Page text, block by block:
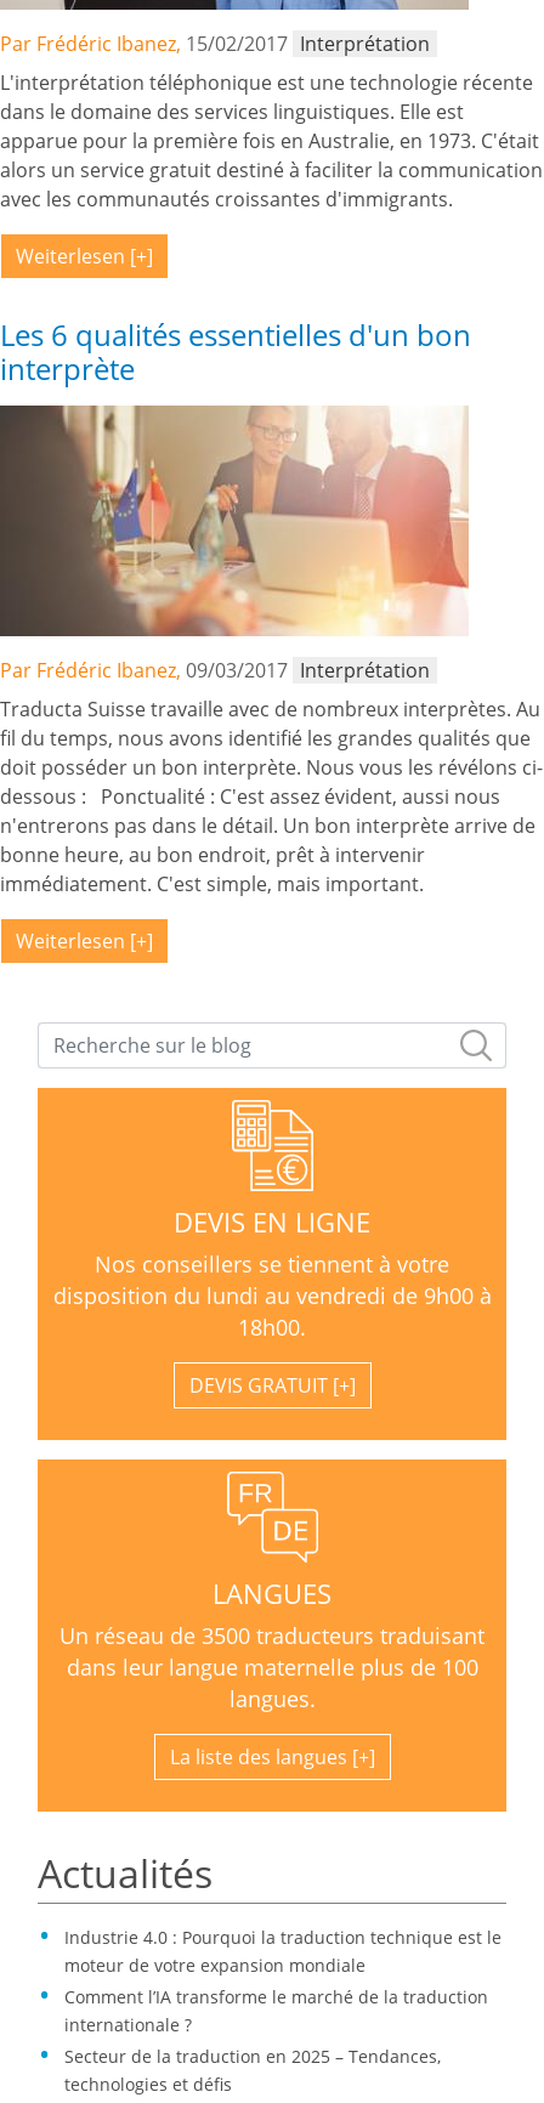
Par Frédéric Ibanez, 15/02/2017 Interprétation
L'interprétation téléphonique est une technologie récente
dans le domaine des services linguistiques. Elle est
apparue pour la première fois en Australie, en 1973. C'était
alors un service gratuit destiné à faciliter la communication
avec les communautés croissantes d'immigrants.
Weiterlesen
Les 6 qualités essentielles d'un bon
interprète
Par Frédéric Ibanez, 09/03/2017 Interprétation
Traducta Suisse travaille avec de nombreux interprètes. Au
fil du temps, nous avons identifié les grandes qualités que
doit posséder un bon interprète. Nous vous les révélons ci-
dessous : Ponctualité : C'est assez évident, aussi nous
n'entrerons pas dans le détail. Un bon interprète arrive de
bonne heure, au bon endroit, prêt à intervenir
immédiatement. C'est simple, mais important.
Weiterlesen
DEVIS EN LIGNE
Nos conseillers se tiennent à votre
disposition du lundi au vendredi de 9h00 à
18h00.
DEVIS GRATUIT
LANGUES
Un réseau de 3500 traducteurs traduisant
dans leur langue maternelle plus de 100
langues.
La liste des langues
Actualités
Industrie 4.0 : Pourquoi la traduction technique est le
moteur de votre expansion mondiale
Comment l’IA transforme le marché de la traduction
internationale ?
Secteur de la traduction en 2025 – Tendances,
technologies et défis